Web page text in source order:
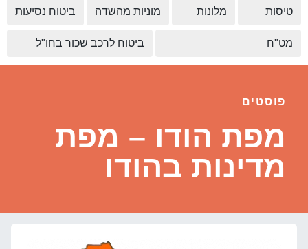
טיסות מלונות מוניות מהשדה ביטוח נסיעות
מט"ח ביטוח לרכב שכור בחו"ל
פוסטים
מפת הודו – מפת
מדינות בהודו